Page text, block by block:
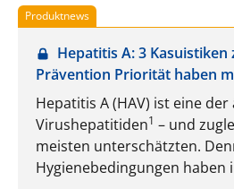
Produktnews
Hepatitis A: 3 Kasuistiken
Prävention Priorität haben
Hepatitis A (HAV) ist eine
Virushepatitiden1 – und
meisten unterschätzten.
Hygienebedingungen haben